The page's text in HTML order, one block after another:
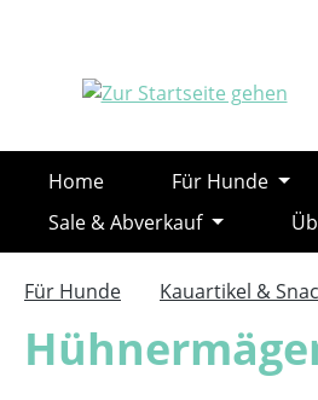
Home Für Hunde
Sale & Abverkauf
Für Hunde Kauartikel &